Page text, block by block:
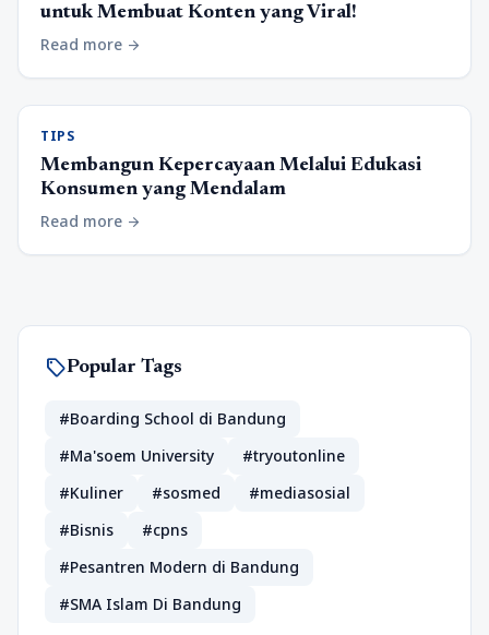
untuk Membuat Konten yang Viral!
Read more arrow_forward
TIPS
Membangun Kepercayaan Melalui Edukasi
Konsumen yang Mendalam
Read more arrow_forward
sellPopular Tags
#Boarding School di Bandung
#Ma'soem University
#tryoutonline
#Kuliner
#sosmed
#mediasosial
#Bisnis
#cpns
#Pesantren Modern di Bandung
#SMA Islam Di Bandung